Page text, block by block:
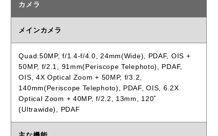
カメラ
メインカメラ
Quad:50MP, f/1.4-f/4.0, 24mm(Wide), PDAF, OIS +
50MP, f/2.1, 91mm(Periscope Telephoto), PDAF,
OIS, 4X Optical Zoom + 50MP, f/3.2,
140mm(Periscope Telephoto), PDAF, OIS, 6.2X
Optical Zoom + 40MP, f/2.2, 13mm, 120˚
(Ultrawide), PDAF